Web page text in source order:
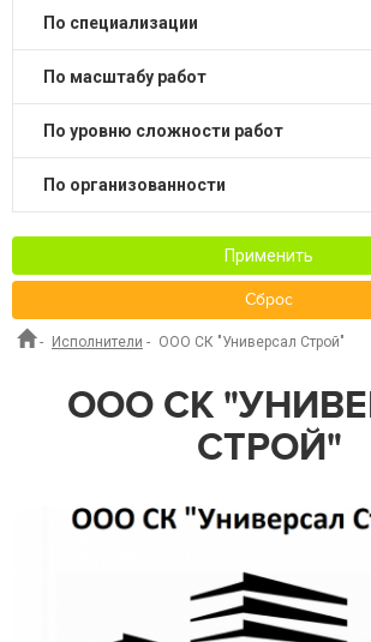
по специализации
по масштабу работ
по уровню сложности работ
по организованности
Применить
Сброс
- Исполнители - ООО СК "Универсал Строй"
ООО СК
СТРОЙ"